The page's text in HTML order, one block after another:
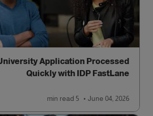
Application Processed
Quickly with IDP FastLane
June 04, 2026
5 min
read